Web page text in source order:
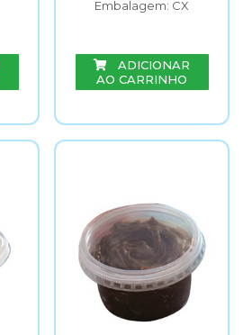
Embalagem: CX
ADICIONAR
AO CARRINHO